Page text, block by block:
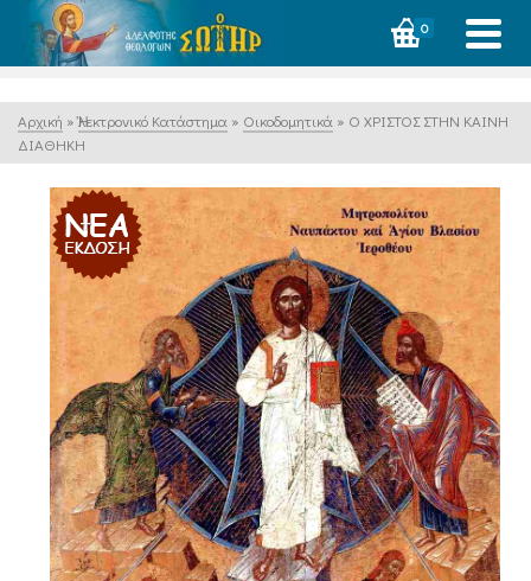
0
Αρχική » Ἠλεκτρονικό Κατάστημα » Οικοδομητικά » Ο ΧΡΙΣΤΟΣ ΣΤΗΝ ΚΑΙΝΗ
ΔΙΑΘΗΚΗ